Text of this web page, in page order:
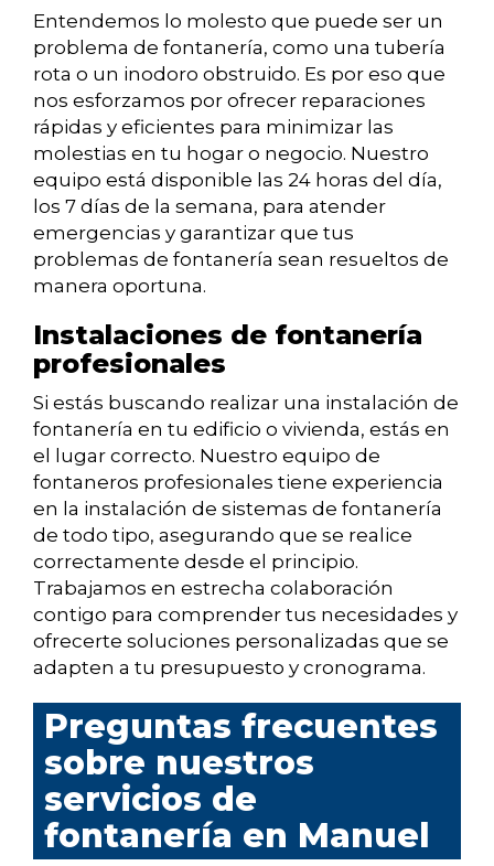
Entendemos lo molesto que puede ser un
problema de fontanería, como una tubería
rota o un inodoro obstruido. Es por eso que
nos esforzamos por ofrecer reparaciones
rápidas y eficientes para minimizar las
molestias en tu hogar o negocio. Nuestro
equipo está disponible las 24 horas del día,
los 7 días de la semana, para atender
emergencias y garantizar que tus
problemas de fontanería sean resueltos de
manera oportuna.
Instalaciones de fontanería
profesionales
Si estás buscando realizar una instalación de
fontanería en tu edificio o vivienda, estás en
el lugar correcto. Nuestro equipo de
fontaneros profesionales tiene experiencia
en la instalación de sistemas de fontanería
de todo tipo, asegurando que se realice
correctamente desde el principio.
Trabajamos en estrecha colaboración
contigo para comprender tus necesidades y
ofrecerte soluciones personalizadas que se
adapten a tu presupuesto y cronograma.
Preguntas frecuentes
sobre nuestros
servicios de
fontanería en Manuel